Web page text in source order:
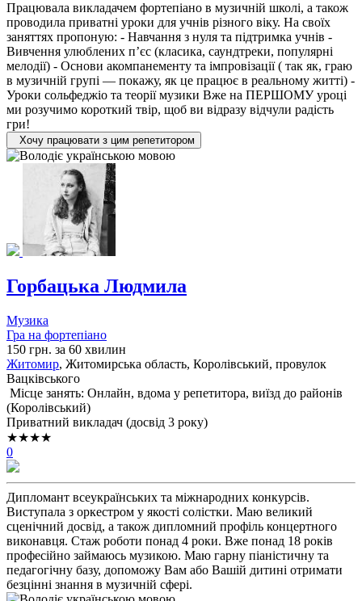
Працювала викладачем фортепіано в музичній школі, а також
проводила приватні уроки для учнів різного віку. На своїх
заняттях пропоную: - Навчання з нуля та підтримка учнів -
Вивчення улюблених п’єс (класика, саундтреки, популярні
мелодії) - Основи акомпанементу та імпровізації ( так як, граю
в музичній групі — покажу, як це працює в реальному житті) -
Уроки сольфеджіо та теорії музики Вже на ПЕРШОМУ уроці
ми розучимо короткий твір, щоб ви відразу відчули радість
гри!
Хочу працювати з цим репетитором
Горбацька Людмила
Музика
Гра на фортепіано
150 грн. за 60 хвилин
Житомир, Житомирська область, Королівський, провулок
Вацківського
Місце занять: Онлайн, вдома у репетитора, виїзд до районів
(Королівський)
Приватний викладач (досвід 3 року)
★★★★
0
Дипломант всеукраїнських та міжнародних конкурсів.
Виступала з оркестром у якості солістки. Маю великий
сценічний досвід, а також дипломний профіль концертного
виконавця. Стаж роботи понад 4 роки. Вже понад 18 років
професійно займаюсь музикою. Маю гарну піаністичну та
педагогічну базу, допоможу Вам або Вашій дитині отримати
безцінні знання в музичній сфері.